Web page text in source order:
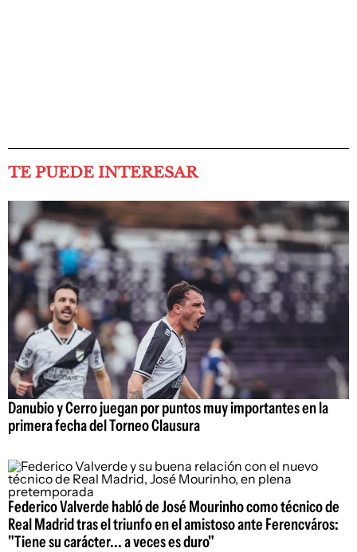
TE PUEDE INTERESAR
Danubio y Cerro juegan por puntos muy importantes en la
primera fecha del Torneo Clausura
Federico Valverde habló de José Mourinho como técnico de
Real Madrid tras el triunfo en el amistoso ante Ferencváros:
"Tiene su carácter... a veces es duro"